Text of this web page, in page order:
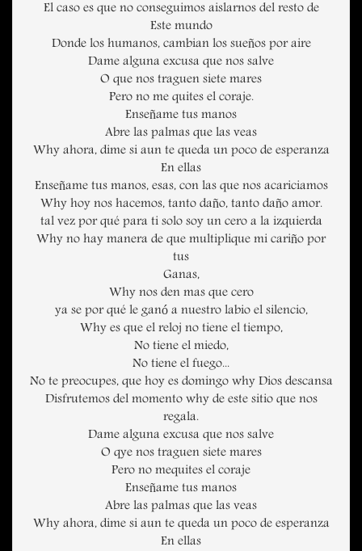
El caso es que no conseguimos aislarnos del resto de
Este mundo
Donde los humanos, cambian los sueños por aire
Dame alguna excusa que nos salve
O que nos traguen siete mares
Pero no me quites el coraje.
Enseñame tus manos
Abre las palmas que las veas
Why ahora, dime si aun te queda un poco de esperanza
En ellas
Enseñame tus manos, esas, con las que nos acariciamos
Why hoy nos hacemos, tanto daño, tanto daño amor.
tal vez por qué para ti solo soy un cero a la izquierda
Why no hay manera de que multiplique mi cariño por
tus
Ganas,
Why nos den mas que cero
ya se por qué le ganó a nuestro labio el silencio,
Why es que el reloj no tiene el tiempo,
No tiene el miedo,
No tiene el fuego...
No te preocupes, que hoy es domingo why Dios descansa
Disfrutemos del momento why de este sitio que nos
regala.
Dame alguna excusa que nos salve
O qye nos traguen siete mares
Pero no mequites el coraje
Enseñame tus manos
Abre las palmas que las veas
Why ahora, dime si aun te queda un poco de esperanza
En ellas